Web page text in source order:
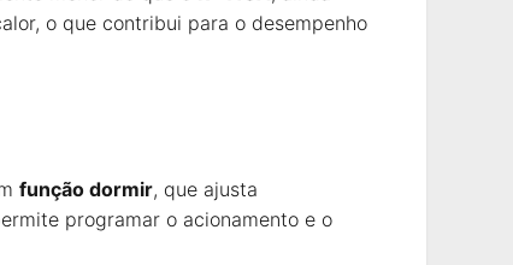
o que contribui para o desempenho
função dormir, que ajusta
programar o acionamento e o